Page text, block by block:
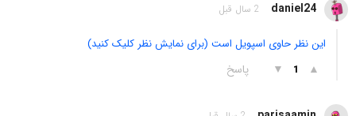
daniel24 2 سال قبل
این نظر حاوی اسپویل است (برای نمایش نظر کلیک کنید)
▲
1
▼ پاسخ